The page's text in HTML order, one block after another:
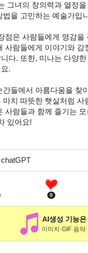
그녀의 창의력과 열정
법을 고민하는 예술가입
점은 사람들에게 영감
사람들에게 이야기와
다. 또한, 미나는 다양
.
간들에서 아름다움을 찾
마치 따뜻한 햇살처럼
사람들과 함께 즐기는
있어요!
0
AI생성 기능
이미지·GIF·음